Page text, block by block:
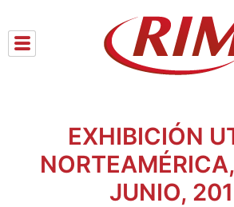
to
content
EXHIBICIÓN
JUNIO,